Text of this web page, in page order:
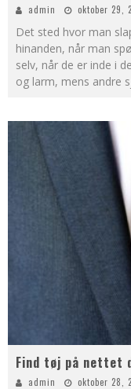
admin oktober 29,
Det sted hvor man
hinanden, når man
selv, når de er inde i
og larm, mens andre
Find tøj på nettet
admin oktober 28,